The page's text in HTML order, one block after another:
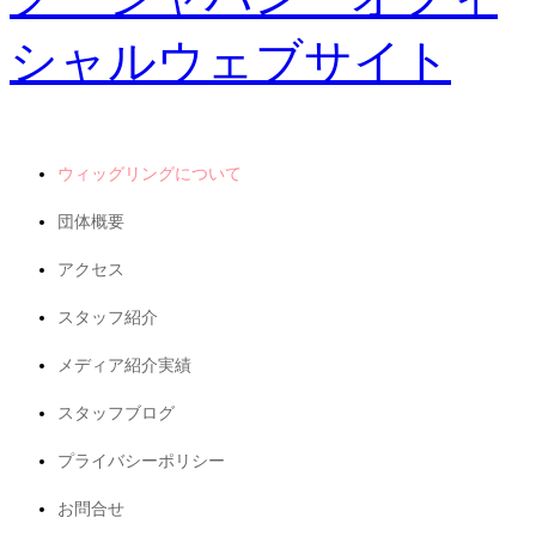
ウィッグリングについて
団体概要
アクセス
スタッフ紹介
メディア紹介実績
スタッフブログ
プライバシーポリシー
お問合せ